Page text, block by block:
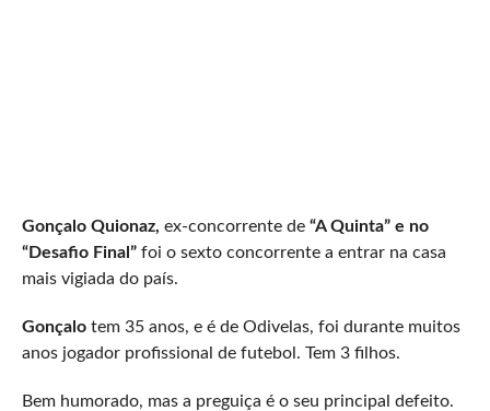
Gonçalo Quionaz, ex-concorrente de“A Quinta” e no
“Desafio Final”foi o sexto concorrente a entrar na casa
mais vigiada do país.
Gonçalotem 35 anos, e é de Odivelas, foi durante muitos
anos jogador profissional de futebol. Tem 3 filhos.
Bem humorado, mas a preguiça é o seu principal defeito.